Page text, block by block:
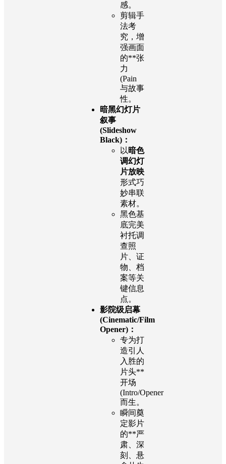
感。
剪辑手
法考
究，增
强画面
的**张
力
(Pain
与故事
性。
暗黑幻灯片
叙事
(Slideshow
Black)：
以 暗色
调幻灯
片放映
形式巧
妙串联
素材。
黑色基
底完美
衬托调
查照
片、证
物、档
案等关
键信息
点。
影院级启幕
(Cinematic/Film
Opener)：
专为打
造引人
入胜的
片头**
开场
(Intro/Opener
而生。
瞬间奠
定影片
的**严
肃、深
刻、悬